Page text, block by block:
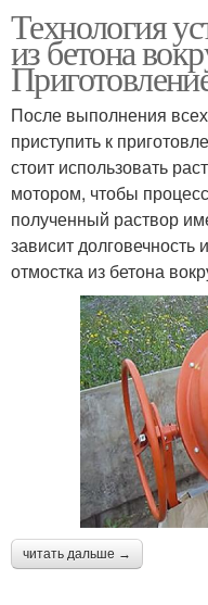
Технология
из бетона
После выполнения
приступить к
стоит использовать
мотором, чтобы
полученный раствор
зависит долговечность
отмостка из бетона
читать дальше →